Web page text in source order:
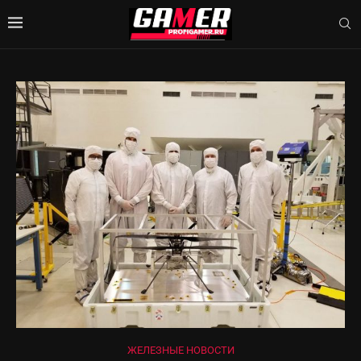
ЖЕЛЕЗНЫЕ НОВОСТИ